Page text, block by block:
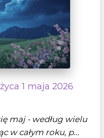
1 maja 2026
maj - według wielu
w całym roku, p...